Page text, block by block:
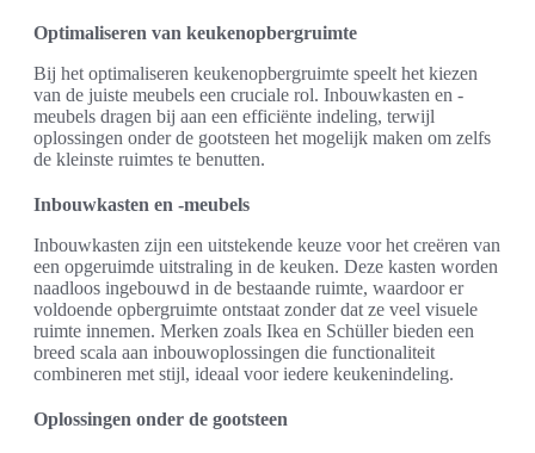
Optimaliseren van keukenopbergruimte
Bij het optimaliseren keukenopbergruimte speelt het kiezen
van de juiste meubels een cruciale rol. Inbouwkasten en -
meubels dragen bij aan een efficiënte indeling, terwijl
oplossingen onder de gootsteen het mogelijk maken om zelfs
de kleinste ruimtes te benutten.
Inbouwkasten en -meubels
Inbouwkasten zijn een uitstekende keuze voor het creëren van
een opgeruimde uitstraling in de keuken. Deze kasten worden
naadloos ingebouwd in de bestaande ruimte, waardoor er
voldoende opbergruimte ontstaat zonder dat ze veel visuele
ruimte innemen. Merken zoals Ikea en Schüller bieden een
breed scala aan inbouwoplossingen die functionaliteit
combineren met stijl, ideaal voor iedere keukenindeling.
Oplossingen onder de gootsteen